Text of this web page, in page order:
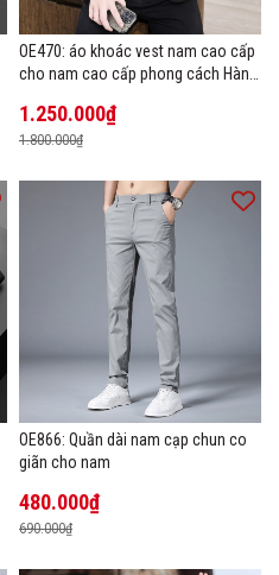
OE470: áo khoác vest nam cao cấp
cho nam cao cấp phong cách Hàn
1.250.000₫
1.800.000₫
OE866: Quần dài nam cạp chun co
giãn cho nam
480.000₫
690.000₫